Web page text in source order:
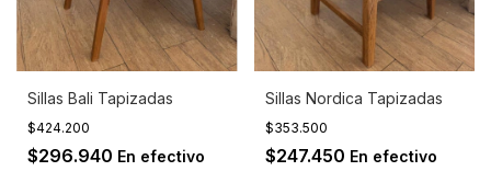
Sillas Bali Tapizadas
$424.200
$296.940 En efectivo
Sillas Nordica Tapizadas
$353.500
$247.450 En efectivo